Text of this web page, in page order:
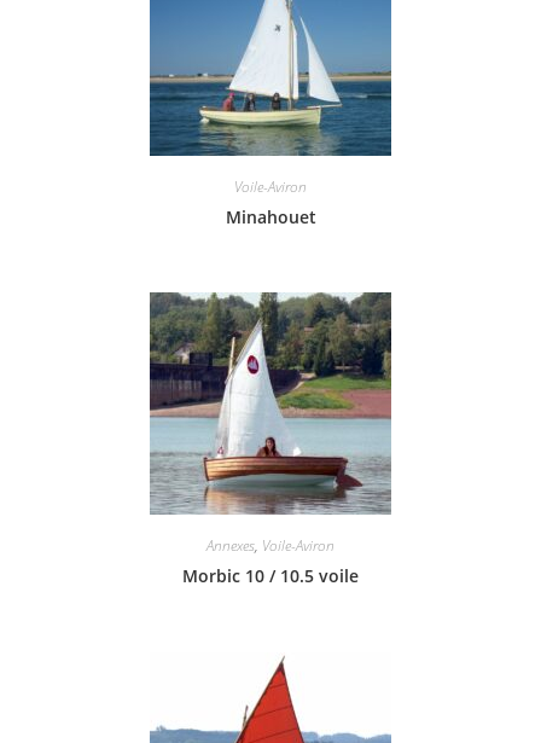
Voile-Aviron
Minahouet
Annexes, Voile-Aviron
Morbic 10 / 10.5 voile